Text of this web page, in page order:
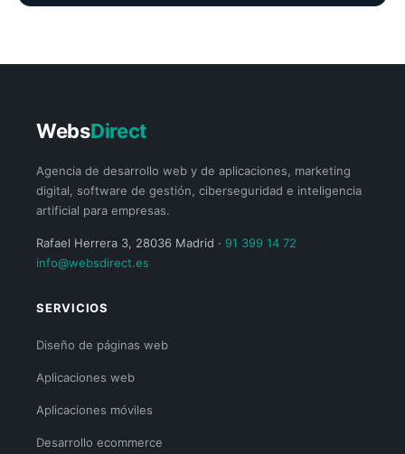
WebsDirect
Agencia de desarrollo web y de aplicaciones, marketing
digital, software de gestión, ciberseguridad e inteligencia
artificial para empresas.
Rafael Herrera 3, 28036 Madrid · 91 399 14 72
info@websdirect.es
SERVICIOS
Diseño de páginas web
Aplicaciones web
Aplicaciones móviles
Desarrollo ecommerce